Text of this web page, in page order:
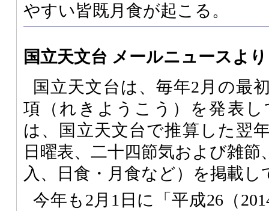
やすい皆既月食が起こる。
国立天文台 メールニュースより
国立天文台は、毎年2月の最
項（れきようこう）を発表
は、国立天文台で推算した翌
日曜表、二十四節気および雑
入、日食・月食など）を掲載し
今年も2月1日に「平成26（